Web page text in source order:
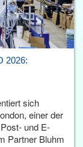
2026:
sich
einer der
und E-
Partner Bluhm